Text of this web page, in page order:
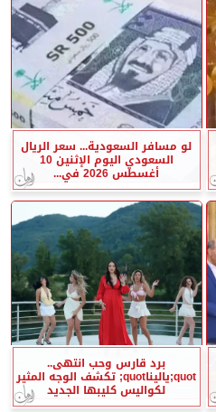
لو مسافر السعودية... سعر الريال
السعودي اليوم الإثنين 10
أغسطس 2026 في...
برد قارس وحب انتهى..
quot;ياليناquot; تكشف الوجه المثير
لكواليس كليبها الجديد